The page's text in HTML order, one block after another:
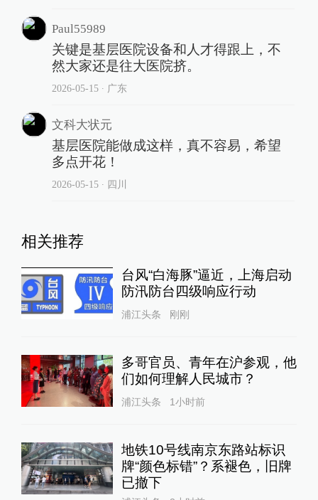
Paul55989
关键是基层医院设备和人才得跟上，不
然大家还是往大医院挤。
2026-05-15∙ 广东
文科大状元
基层医院能做成这样，真不容易，希望
多点开花！
2026-05-15∙ 四川
相关推荐
台风“白海豚”逼近，上海启动
防汛防台四级响应行动
浦江头条 刚刚
多哥官员、青年在沪参观，他
们如何理解人民城市？
浦江头条 1小时前
地铁10号线南京东路站标识
牌“颜色标错”？系褪色，旧牌
已撤下